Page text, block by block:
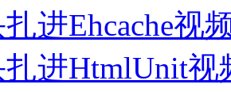
进Ehcache视
进HtmlUnit视